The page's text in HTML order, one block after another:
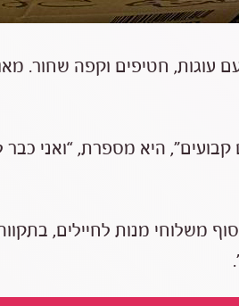
עוגות, חטיפים וקפה שחור.
היא מספרת, “ואני
משלוחי מנות לחיילים,